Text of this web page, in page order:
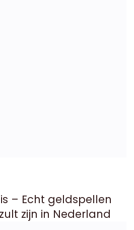
– Echt geldspellen
zijn in Nederland